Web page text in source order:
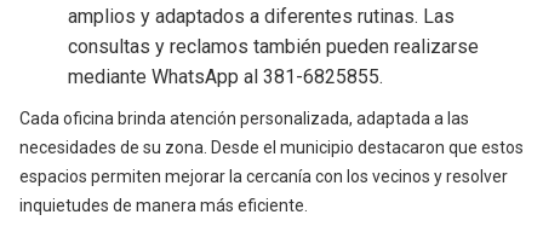
amplios y adaptados a diferentes rutinas. Las
consultas y reclamos también pueden realizarse
mediante WhatsApp al 381-6825855.
Cada oficina brinda atención personalizada, adaptada a las
necesidades de su zona. Desde el municipio destacaron que estos
espacios permiten mejorar la cercanía con los vecinos y resolver
inquietudes de manera más eficiente.